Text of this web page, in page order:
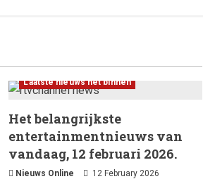
Laatste nieuws net binnen
Het belangrijkste
entertainmentnieuws van
vandaag, 12 februari 2026.
Nieuws Online 12 February 2026